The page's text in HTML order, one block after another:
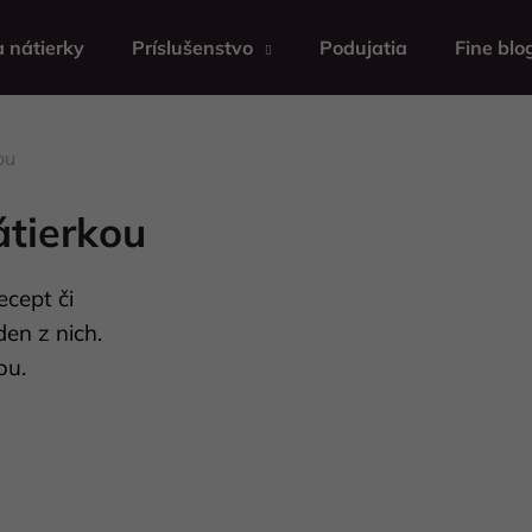
nátierky Príslušenstvo Podujatia Fine
či
z nich.Odporúčame